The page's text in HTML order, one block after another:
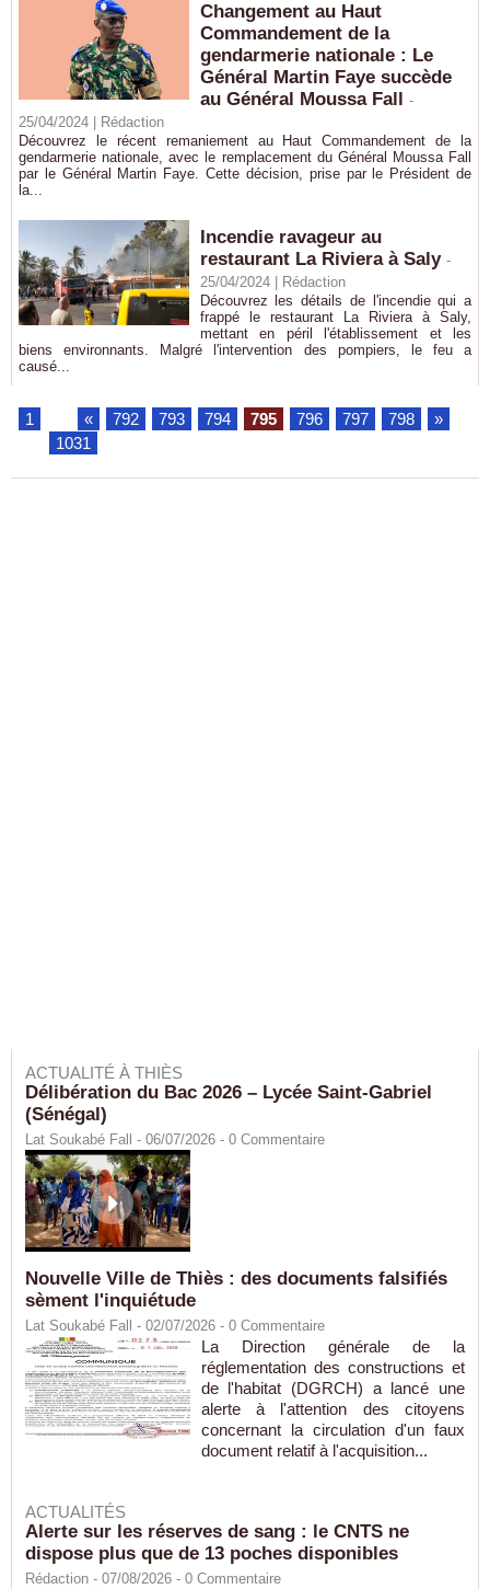
Changement au Haut
Commandement de la
gendarmerie nationale : Le
Général Martin Faye succède
au Général Moussa Fall -
25/04/2024 |
Rédaction
Découvrez le récent remaniement au Haut Commandement de la
gendarmerie nationale, avec le remplacement du Général Moussa Fall
par le Général Martin Faye. Cette décision, prise par le Président de
la...
Incendie ravageur au
restaurant La Riviera à Saly -
25/04/2024 |
Rédaction
Découvrez les détails de l'incendie qui a
frappé le restaurant La Riviera à Saly,
mettant en péril l'établissement et les
biens environnants. Malgré l'intervention des pompiers, le feu a
causé...
1 « 792 793 794 795 796 797 798
»
1031
ACTUALITÉ À THIÈS
Délibération du Bac 2026 – Lycée Saint-Gabriel
(Sénégal)
Lat Soukabé Fall - 06/07/2026 - 0 Commentaire
Nouvelle Ville de Thiès : des documents falsifiés
sèment l'inquiétude
Lat Soukabé Fall - 02/07/2026 - 0 Commentaire
La Direction générale de la
réglementation des constructions et
de l'habitat (DGRCH) a lancé une
alerte à l'attention des citoyens
concernant la circulation d'un faux
document relatif à l'acquisition...
ACTUALITÉS
Alerte sur les réserves de sang : le CNTS ne
dispose plus que de 13 poches disponibles
Rédaction - 07/08/2026 - 0 Commentaire